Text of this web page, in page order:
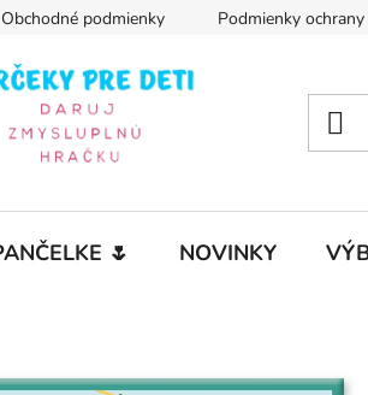
Obchodné podmienky Podmienky
🌷 NOVINKY